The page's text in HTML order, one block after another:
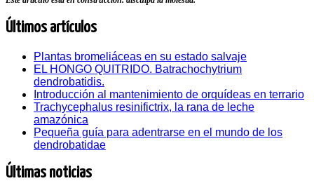
Últimos artículos
Plantas bromeliáceas en su estado salvaje
EL HONGO QUITRIDO. Batrachochytrium
dendrobatidis.
Introducción al mantenimiento de orquídeas en terrario
Trachycephalus resinifictrix, la rana de leche
amazónica
Pequeña guía para adentrarse en el mundo de los
dendrobatidae
Últimas noticias